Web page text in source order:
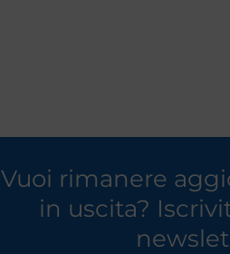
Vuoi rimanere
in uscita?